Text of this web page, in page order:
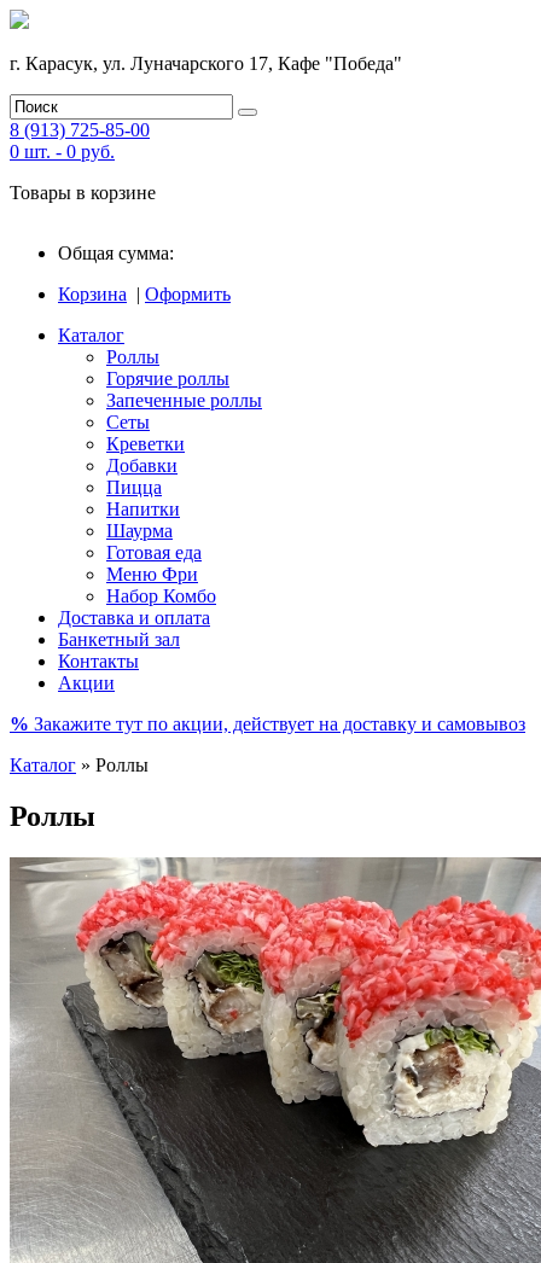
г. Карасук, ул. Луначарского 17, Кафе "Победа"
8 (913) 725-85-00
0 шт. - 0 руб.
Товары в корзине
Общая сумма:
Корзина | Оформить
Каталог
Роллы
Горячие роллы
Запеченные роллы
Сеты
Креветки
Добавки
Пицца
Напитки
Шаурма
Готовая еда
Меню Фри
Набор Комбо
Доставка и оплата
Банкетный зал
Контакты
Акции
% Закажите тут по акции, действует на доставку и самовывоз
Каталог » Роллы
Роллы